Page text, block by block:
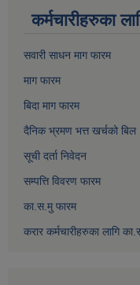
कर्मचारीहरुका
सवारी साधन माग फारम
माग फारम
बिदा माग फारम
दैनिक भ्रमण भत्त खर्चको बिल
सूची दर्ता निवेदन
सम्पत्ति विवरण फारम
का.स.मु फारम
करार कर्मचारीहरुका लागि